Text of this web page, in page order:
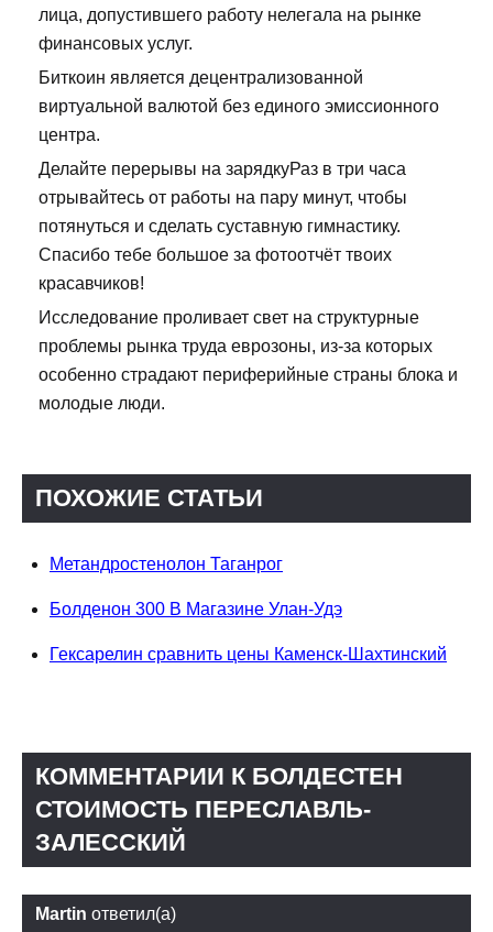
лица, допустившего работу нелегала на рынке
финансовых услуг.
Биткоин является децентрализованной
виртуальной валютой без единого эмиссионного
центра.
Делайте перерывы на зарядкуРаз в три часа
отрывайтесь от работы на пару минут, чтобы
потянуться и сделать суставную гимнастику.
Спасибо тебе большое за фотоотчёт твоих
красавчиков!
Исследование проливает свет на структурные
проблемы рынка труда еврозоны, из-за которых
особенно страдают периферийные страны блока и
молодые люди.
ПОХОЖИЕ СТАТЬИ
Метандростенолон Таганрог
Болденон 300 В Магазине Улан-Удэ
Гексарелин сравнить цены Каменск-Шахтинский
КОММЕНТАРИИ К БОЛДЕСТЕН
СТОИМОСТЬ ПЕРЕСЛАВЛЬ-
ЗАЛЕССКИЙ
Martin ответил(а)